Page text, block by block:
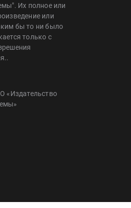
Их полное или
или
бы то ни было
только с
«Издательство